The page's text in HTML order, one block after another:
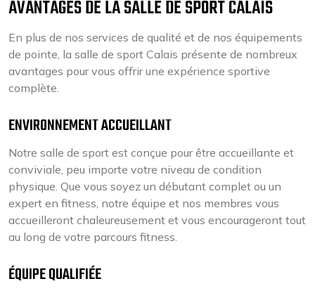
AVANTAGES DE LA SALLE DE SPORT CALAIS
En plus de nos services de qualité et de nos équipements
de pointe, la salle de sport Calais présente de nombreux
avantages pour vous offrir une expérience sportive
complète.
ENVIRONNEMENT ACCUEILLANT
Notre salle de sport est conçue pour être accueillante et
conviviale, peu importe votre niveau de condition
physique. Que vous soyez un débutant complet ou un
expert en fitness, notre équipe et nos membres vous
accueilleront chaleureusement et vous encourageront tout
au long de votre parcours fitness.
ÉQUIPE QUALIFIÉE